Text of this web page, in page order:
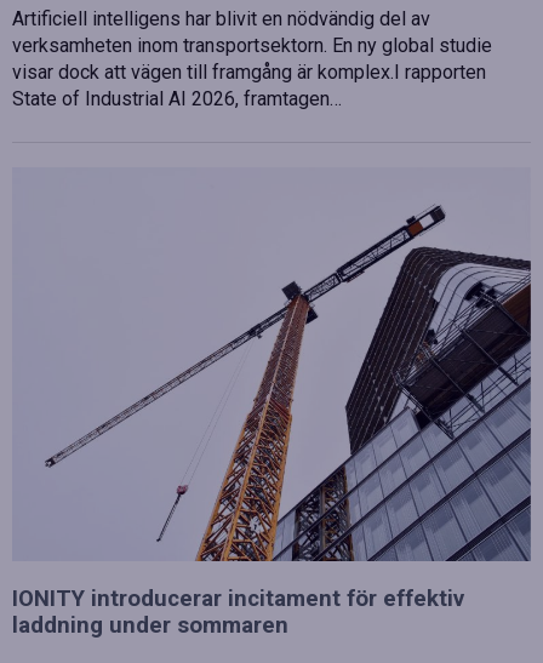
Artificiell intelligens har blivit en nödvändig del av
verksamheten inom transportsektorn. En ny global studie
visar dock att vägen till framgång är komplex.I rapporten
State of Industrial AI 2026, framtagen…
IONITY introducerar incitament för effektiv
laddning under sommaren